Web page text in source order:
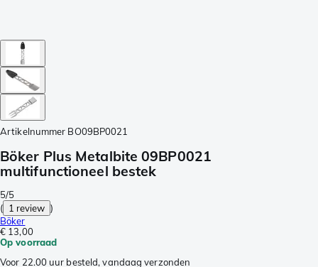
Artikelnummer BO09BP0021
Böker Plus Metalbite 09BP0021
multifunctioneel bestek
5/5
( 1 review )
Böker
€ 13,00
Op voorraad
Voor 22.00 uur besteld, vandaag verzonden